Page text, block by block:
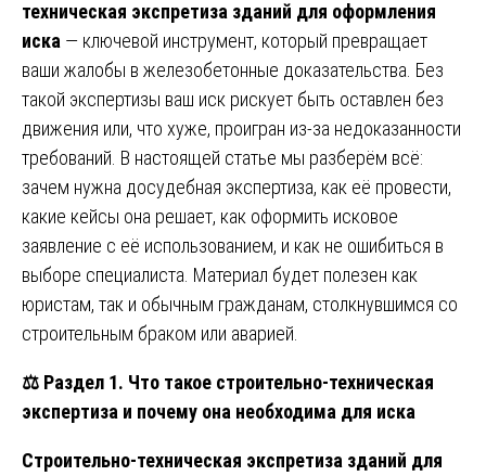
техническая экспретиза зданий для оформления
иска — ключевой инструмент, который превращает
ваши жалобы в железобетонные доказательства. Без
такой экспертизы ваш иск рискует быть оставлен без
движения или, что хуже, проигран из-за недоказанности
требований. В настоящей статье мы разберём всё:
зачем нужна досудебная экспертиза, как её провести,
какие кейсы она решает, как оформить исковое
заявление с её использованием, и как не ошибиться в
выборе специалиста. Материал будет полезен как
юристам, так и обычным гражданам, столкнувшимся со
строительным браком или аварией.
⚖️ Раздел 1. Что такое строительно-техническая
экспертиза и почему она необходима для иска
Строительно-техническая экспретиза зданий для